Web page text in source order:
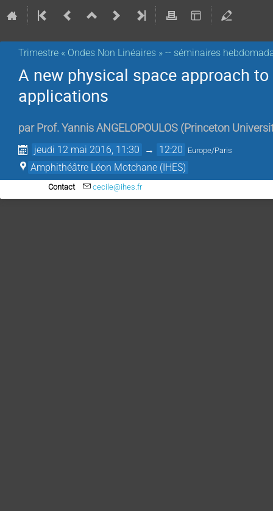
Trimestre « Ondes Non Linéaires » -- séminaires
A new physical space approach
applications
par Prof. Yannis ANGELOPOULOS (Princeton
jeudi 12 mai 2016, 11:30 → 12:20 Europe/Paris
Amphithéâtre Léon Motchane (IHES)
Contact cecile@ihes.fr